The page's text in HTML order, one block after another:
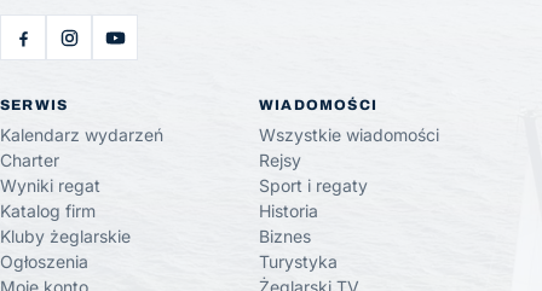
SERWIS
Kalendarz wydarzeń
Charter
Wyniki regat
Katalog firm
Kluby żeglarskie
Ogłoszenia
Moje konto
WIADOMOŚCI
Wszystkie wiadomości
Rejsy
Sport i regaty
Historia
Biznes
Turystyka
Żeglarski.TV